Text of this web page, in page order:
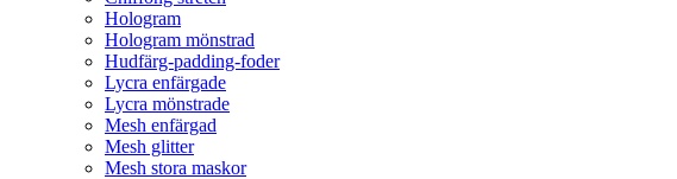
Hologram
Hologram mönstrad
Hudfärg-padding-foder
Lycra enfärgade
Lycra mönstrade
Mesh enfärgad
Mesh glitter
Mesh stora maskor